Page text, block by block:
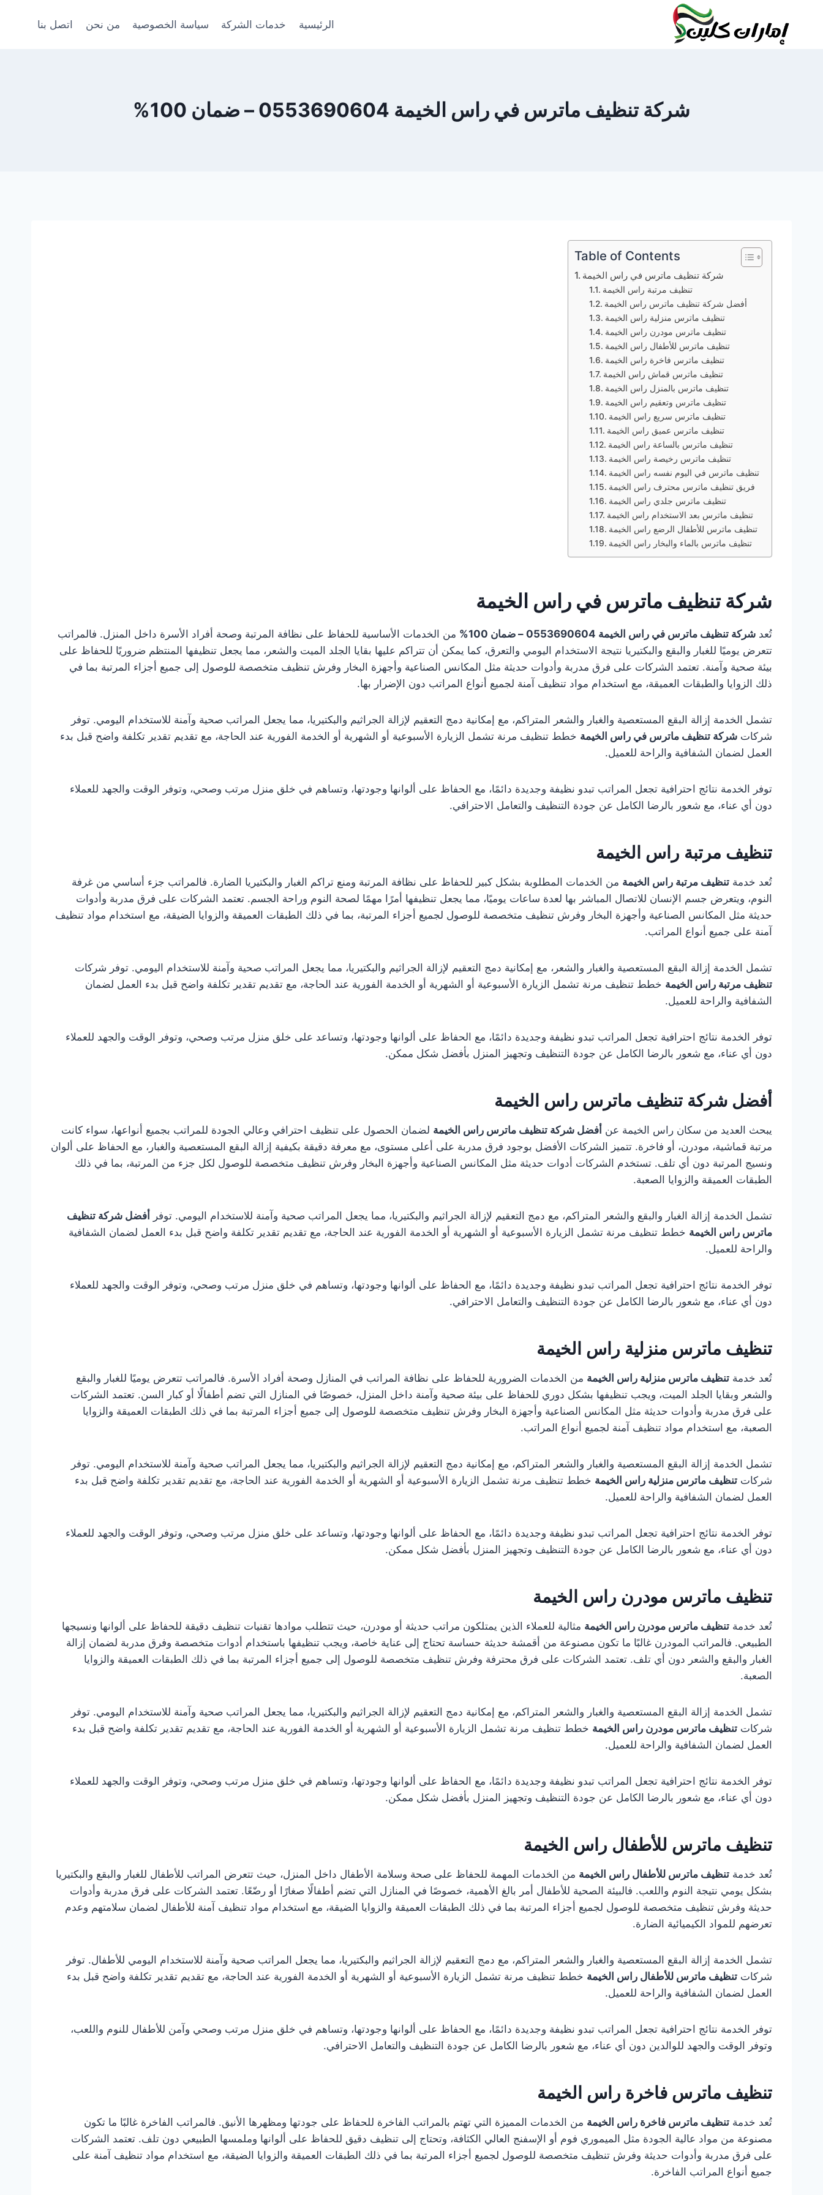
الرئيسية خدمات الشركة سياسة الخصوصية من نحن اتصل بنا
شركة تنظيف ماترس في راس الخيمة 0553690604 – ضمان 100%
Table of Contents
شركة تنظيف ماترس في راس الخيمة
تنظيف مرتبة راس الخيمة
أفضل شركة تنظيف ماترس راس الخيمة
تنظيف ماترس منزلية راس الخيمة
تنظيف ماترس مودرن راس الخيمة
تنظيف ماترس للأطفال راس الخيمة
تنظيف ماترس فاخرة راس الخيمة
تنظيف ماترس قماش راس الخيمة
تنظيف ماترس بالمنزل راس الخيمة
تنظيف ماترس وتعقيم راس الخيمة
تنظيف ماترس سريع راس الخيمة
تنظيف ماترس عميق راس الخيمة
تنظيف ماترس بالساعة راس الخيمة
تنظيف ماترس رخيصة راس الخيمة
تنظيف ماترس في اليوم نفسه راس الخيمة
فريق تنظيف ماترس محترف راس الخيمة
تنظيف ماترس جلدي راس الخيمة
تنظيف ماترس بعد الاستخدام راس الخيمة
تنظيف ماترس للأطفال الرضع راس الخيمة
تنظيف ماترس بالماء والبخار راس الخيمة
شركة تنظيف ماترس في راس الخيمة
تُعد شركة تنظيف ماترس في راس الخيمة 0553690604 – ضمان 100%
من الخدمات الأساسية للحفاظ على نظافة المرتبة وصحة أفراد الأسرة داخل المنزل. فالمراتب
تتعرض يوميًا للغبار والبقع والبكتيريا نتيجة الاستخدام اليومي والتعرق، كما يمكن أن تتراكم عليها بقايا الجلد الميت والشعر، مما يجعل تنظيفها المنتظم ضروريًا للحفاظ على
بيئة صحية وآمنة. تعتمد الشركات على فرق مدربة وأدوات حديثة مثل المكانس الصناعية وأجهزة البخار وفرش تنظيف متخصصة للوصول إلى جميع أجزاء المرتبة بما في
ذلك الزوايا والطبقات العميقة، مع استخدام مواد تنظيف آمنة لجميع أنواع المراتب دون الإضرار بها.
تشمل الخدمة إزالة البقع المستعصية والغبار والشعر المتراكم، مع إمكانية دمج التعقيم لإزالة الجراثيم والبكتيريا، مما يجعل المراتب صحية وآمنة للاستخدام اليومي. توفر
شركات شركة تنظيف ماترس في راس الخيمة خطط تنظيف مرنة تشمل الزيارة الأسبوعية أو الشهرية أو الخدمة الفورية عند الحاجة، مع تقديم تقدير تكلفة واضح قبل بدء
العمل لضمان الشفافية والراحة للعميل.
توفر الخدمة نتائج احترافية تجعل المراتب تبدو نظيفة وجديدة دائمًا، مع الحفاظ على ألوانها وجودتها، وتساهم في خلق منزل مرتب وصحي، وتوفر الوقت والجهد للعملاء
دون أي عناء، مع شعور بالرضا الكامل عن جودة التنظيف والتعامل الاحترافي.
تنظيف مرتبة راس الخيمة
تُعد خدمة تنظيف مرتبة راس الخيمة من الخدمات المطلوبة بشكل كبير للحفاظ على نظافة المرتبة ومنع تراكم الغبار والبكتيريا الضارة. فالمراتب جزء أساسي من غرفة
النوم، ويتعرض جسم الإنسان للاتصال المباشر بها لعدة ساعات يوميًا، مما يجعل تنظيفها أمرًا مهمًا لصحة النوم وراحة الجسم. تعتمد الشركات على فرق مدربة وأدوات
حديثة مثل المكانس الصناعية وأجهزة البخار وفرش تنظيف متخصصة للوصول لجميع أجزاء المرتبة، بما في ذلك الطبقات العميقة والزوايا الضيقة، مع استخدام مواد تنظيف
آمنة على جميع أنواع المراتب.
تشمل الخدمة إزالة البقع المستعصية والغبار والشعر، مع إمكانية دمج التعقيم لإزالة الجراثيم والبكتيريا، مما يجعل المراتب صحية وآمنة للاستخدام اليومي. توفر شركات
تنظيف مرتبة راس الخيمة خطط تنظيف مرنة تشمل الزيارة الأسبوعية أو الشهرية أو الخدمة الفورية عند الحاجة، مع تقديم تقدير تكلفة واضح قبل بدء العمل لضمان
الشفافية والراحة للعميل.
توفر الخدمة نتائج احترافية تجعل المراتب تبدو نظيفة وجديدة دائمًا، مع الحفاظ على ألوانها وجودتها، وتساعد على خلق منزل مرتب وصحي، وتوفر الوقت والجهد للعملاء
دون أي عناء، مع شعور بالرضا الكامل عن جودة التنظيف وتجهيز المنزل بأفضل شكل ممكن.
أفضل شركة تنظيف ماترس راس الخيمة
يبحث العديد من سكان راس الخيمة عن أفضل شركة تنظيف ماترس راس الخيمة لضمان الحصول على تنظيف احترافي وعالي الجودة للمراتب بجميع أنواعها، سواء كانت
مرتبة قماشية، مودرن، أو فاخرة. تتميز الشركات الأفضل بوجود فرق مدربة على أعلى مستوى، مع معرفة دقيقة بكيفية إزالة البقع المستعصية والغبار، مع الحفاظ على ألوان
ونسيج المرتبة دون أي تلف. تستخدم الشركات أدوات حديثة مثل المكانس الصناعية وأجهزة البخار وفرش تنظيف متخصصة للوصول لكل جزء من المرتبة، بما في ذلك
الطبقات العميقة والزوايا الصعبة.
تشمل الخدمة إزالة الغبار والبقع والشعر المتراكم، مع دمج التعقيم لإزالة الجراثيم والبكتيريا، مما يجعل المراتب صحية وآمنة للاستخدام اليومي. توفر
أفضل شركة تنظيف
ماترس راس الخيمة خطط تنظيف مرنة تشمل الزيارة الأسبوعية أو الشهرية أو الخدمة الفورية عند الحاجة، مع تقديم تقدير تكلفة واضح قبل بدء العمل لضمان الشفافية
والراحة للعميل.
توفر الخدمة نتائج احترافية تجعل المراتب تبدو نظيفة وجديدة دائمًا، مع الحفاظ على ألوانها وجودتها، وتساهم في خلق منزل مرتب وصحي، وتوفر الوقت والجهد للعملاء
دون أي عناء، مع شعور بالرضا الكامل عن جودة التنظيف والتعامل الاحترافي.
تنظيف ماترس منزلية راس الخيمة
تُعد خدمة تنظيف ماترس منزلية راس الخيمة من الخدمات الضرورية للحفاظ على نظافة المراتب في المنازل وصحة أفراد الأسرة. فالمراتب تتعرض يوميًا للغبار والبقع
والشعر وبقايا الجلد الميت، ويجب تنظيفها بشكل دوري للحفاظ على بيئة صحية وآمنة داخل المنزل، خصوصًا في المنازل التي تضم أطفالًا أو كبار السن. تعتمد الشركات
على فرق مدربة وأدوات حديثة مثل المكانس الصناعية وأجهزة البخار وفرش تنظيف متخصصة للوصول إلى جميع أجزاء المرتبة بما في ذلك الطبقات العميقة والزوايا
الصعبة، مع استخدام مواد تنظيف آمنة لجميع أنواع المراتب.
تشمل الخدمة إزالة البقع المستعصية والغبار والشعر المتراكم، مع إمكانية دمج التعقيم لإزالة الجراثيم والبكتيريا، مما يجعل المراتب صحية وآمنة للاستخدام اليومي. توفر
شركات تنظيف ماترس منزلية راس الخيمة خطط تنظيف مرنة تشمل الزيارة الأسبوعية أو الشهرية أو الخدمة الفورية عند الحاجة، مع تقديم تقدير تكلفة واضح قبل بدء
العمل لضمان الشفافية والراحة للعميل.
توفر الخدمة نتائج احترافية تجعل المراتب تبدو نظيفة وجديدة دائمًا، مع الحفاظ على ألوانها وجودتها، وتساعد على خلق منزل مرتب وصحي، وتوفر الوقت والجهد للعملاء
دون أي عناء، مع شعور بالرضا الكامل عن جودة التنظيف وتجهيز المنزل بأفضل شكل ممكن.
تنظيف ماترس مودرن راس الخيمة
تُعد خدمة تنظيف ماترس مودرن راس الخيمة مثالية للعملاء الذين يمتلكون مراتب حديثة أو مودرن، حيث تتطلب موادها تقنيات تنظيف دقيقة للحفاظ على ألوانها ونسيجها
الطبيعي. فالمراتب المودرن غالبًا ما تكون مصنوعة من أقمشة حديثة حساسة تحتاج إلى عناية خاصة، ويجب تنظيفها باستخدام أدوات متخصصة وفرق مدربة لضمان إزالة
الغبار والبقع والشعر دون أي تلف. تعتمد الشركات على فرق محترفة وفرش تنظيف متخصصة للوصول إلى جميع أجزاء المرتبة بما في ذلك الطبقات العميقة والزوايا
الصعبة.
تشمل الخدمة إزالة البقع المستعصية والغبار والشعر المتراكم، مع إمكانية دمج التعقيم لإزالة الجراثيم والبكتيريا، مما يجعل المراتب صحية وآمنة للاستخدام اليومي. توفر
شركات تنظيف ماترس مودرن راس الخيمة خطط تنظيف مرنة تشمل الزيارة الأسبوعية أو الشهرية أو الخدمة الفورية عند الحاجة، مع تقديم تقدير تكلفة واضح قبل بدء
العمل لضمان الشفافية والراحة للعميل.
توفر الخدمة نتائج احترافية تجعل المراتب تبدو نظيفة وجديدة دائمًا، مع الحفاظ على ألوانها وجودتها، وتساهم في خلق منزل مرتب وصحي، وتوفر الوقت والجهد للعملاء
دون أي عناء، مع شعور بالرضا الكامل عن جودة التنظيف وتجهيز المنزل بأفضل شكل ممكن.
تنظيف ماترس للأطفال راس الخيمة
تُعد خدمة تنظيف ماترس للأطفال راس الخيمة من الخدمات المهمة للحفاظ على صحة وسلامة الأطفال داخل المنزل، حيث تتعرض المراتب للأطفال للغبار والبقع والبكتيريا
بشكل يومي نتيجة النوم واللعب. فالبيئة الصحية للأطفال أمر بالغ الأهمية، خصوصًا في المنازل التي تضم أطفالًا صغارًا أو رضّعًا. تعتمد الشركات على فرق مدربة وأدوات
حديثة وفرش تنظيف متخصصة للوصول لجميع أجزاء المرتبة بما في ذلك الطبقات العميقة والزوايا الضيقة، مع استخدام مواد تنظيف آمنة للأطفال لضمان سلامتهم وعدم
تعرضهم للمواد الكيميائية الضارة.
تشمل الخدمة إزالة البقع المستعصية والغبار والشعر المتراكم، مع دمج التعقيم لإزالة الجراثيم والبكتيريا، مما يجعل المراتب صحية وآمنة للاستخدام اليومي للأطفال. توفر
شركات تنظيف ماترس للأطفال راس الخيمة خطط تنظيف مرنة تشمل الزيارة الأسبوعية أو الشهرية أو الخدمة الفورية عند الحاجة، مع تقديم تقدير تكلفة واضح قبل بدء
العمل لضمان الشفافية والراحة للعميل.
توفر الخدمة نتائج احترافية تجعل المراتب تبدو نظيفة وجديدة دائمًا، مع الحفاظ على ألوانها وجودتها، وتساهم في خلق منزل مرتب وصحي وآمن للأطفال للنوم واللعب،
وتوفر الوقت والجهد للوالدين دون أي عناء، مع شعور بالرضا الكامل عن جودة التنظيف والتعامل الاحترافي.
تنظيف ماترس فاخرة راس الخيمة
تُعد خدمة تنظيف ماترس فاخرة راس الخيمة من الخدمات المميزة التي تهتم بالمراتب الفاخرة للحفاظ على جودتها ومظهرها الأنيق. فالمراتب الفاخرة غالبًا ما تكون
مصنوعة من مواد عالية الجودة مثل الميموري فوم أو الإسفنج العالي الكثافة، وتحتاج إلى تنظيف دقيق للحفاظ على ألوانها وملمسها الطبيعي دون تلف. تعتمد الشركات
على فرق مدربة وأدوات حديثة وفرش تنظيف متخصصة للوصول لجميع أجزاء المرتبة بما في ذلك الطبقات العميقة والزوايا الضيقة، مع استخدام مواد تنظيف آمنة على
جميع أنواع المراتب الفاخرة.